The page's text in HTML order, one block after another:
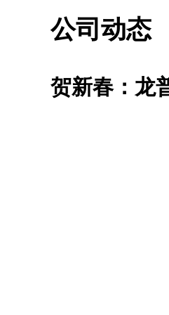
公司动态
贺新春：龙